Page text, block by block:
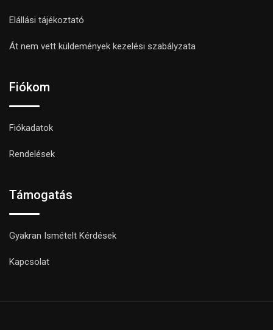
Elállási tájékoztató
Át nem vett küldemények kezelési szabályzata
Fiókom
Fiókadatok
Rendelések
Támogatás
Gyakran Ismételt Kérdések
Kapcsolat